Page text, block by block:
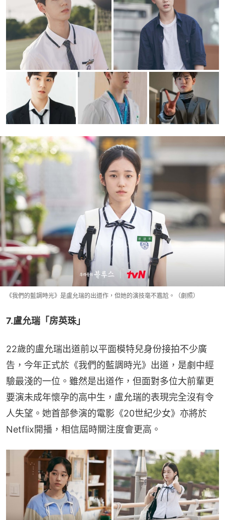
《我們的藍調時光》是盧允瑞的出道作，但她的演技毫不尷尬。（劇照）
7.盧允瑞「房英珠」
22歲的盧允瑞出道前以平面模特兒身份接拍不少廣
告，今年正式於《我們的藍調時光》出道，是劇中經
驗最淺的一位。雖然是出道作，但面對多位大前輩更
要演未成年懷孕的高中生，盧允瑞的表現完全沒有令
人失望。她首部參演的電影《20世紀少女》亦將於
Netflix開播，相信屆時關注度會更高。